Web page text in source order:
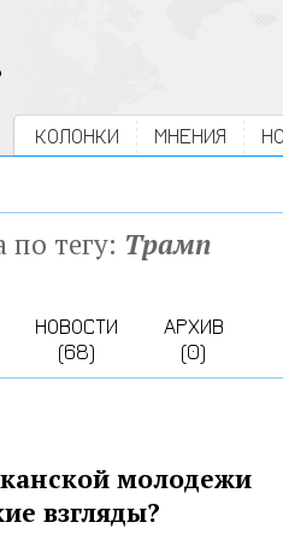
КОЛОНКИ МНЕНИЯ
по тегу: Трамп
НОВОСТИ
(68)
АРХИВ
(0)
молодежи
взгляды?